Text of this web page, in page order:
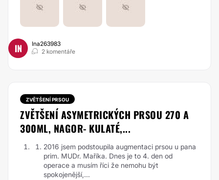
IN
Ina263983
2 komentáře
ZVĚTŠENÍ PRSOU
ZVĚTŠENÍ ASYMETRICKÝCH PRSOU 270 A
300ML, NAGOR- KULATÉ,...
2016 jsem podstoupila augmentaci prsou u pana
prim. MUDr. Maříka. Dnes je to 4. den od
operace a musím říci že nemohu být
spokojenější,...